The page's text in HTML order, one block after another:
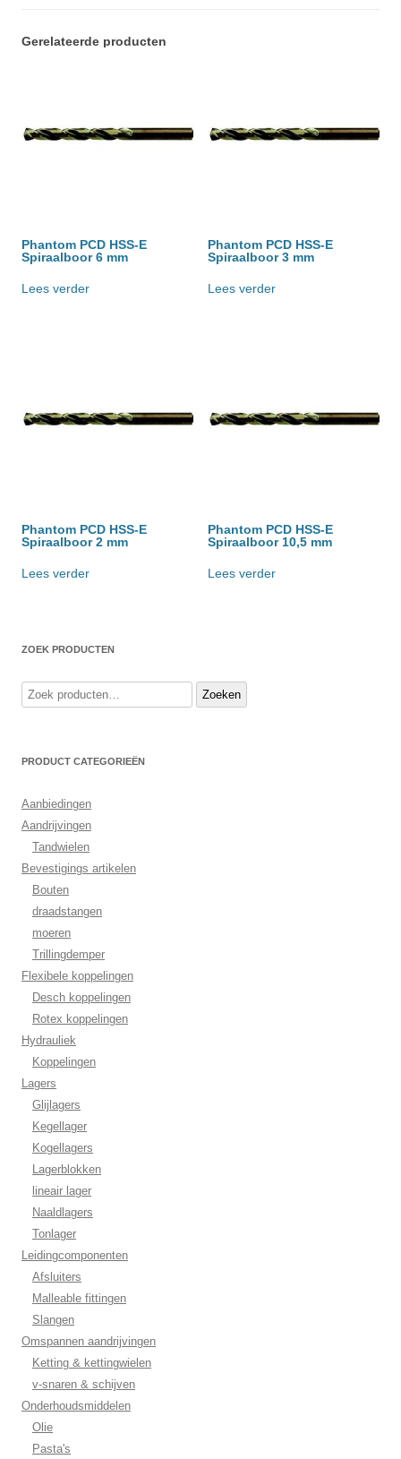
Gerelateerde producten
Phantom PCD HSS-E
Spiraalboor 6 mm
Lees verder
Phantom PCD HSS-E
Spiraalboor 3 mm
Lees verder
Phantom PCD HSS-E
Spiraalboor 2 mm
Lees verder
Phantom PCD HSS-E
Spiraalboor 10,5 mm
Lees verder
ZOEK PRODUCTEN
Zoeken
naar:
Zoeken
PRODUCT CATEGORIEËN
Aanbiedingen
Aandrijvingen
Tandwielen
Bevestigings artikelen
Bouten
draadstangen
moeren
Trillingdemper
Flexibele koppelingen
Desch koppelingen
Rotex koppelingen
Hydrauliek
Koppelingen
Lagers
Glijlagers
Kegellager
Kogellagers
Lagerblokken
lineair lager
Naaldlagers
Tonlager
Leidingcomponenten
Afsluiters
Malleable fittingen
Slangen
Omspannen aandrijvingen
Ketting & kettingwielen
v-snaren & schijven
Onderhoudsmiddelen
Olie
Pasta's